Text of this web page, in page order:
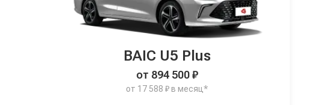
BAIC U5 Plus
от 894 500 ₽
от 17 588 ₽ в месяц*